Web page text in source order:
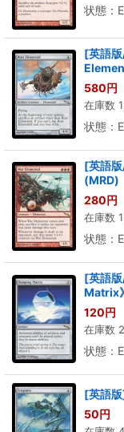
状態：
[英語
580円
在庫数
状態：
[英語
(MRD)
280円
在庫数
状態：
[英語
Matrix
120円
在庫数
状態：
[英語
50円